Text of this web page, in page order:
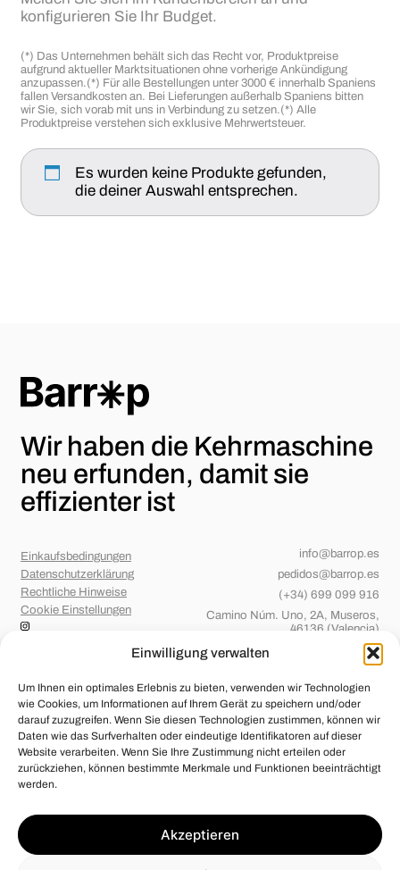
Einwilligung verwalten
Um Ihnen ein optimales Erlebnis zu bieten, verwenden wir Technologien
wie Cookies, um Informationen auf Ihrem Gerät zu speichern und/oder
darauf zuzugreifen. Wenn Sie diesen Technologien zustimmen, können wir
Daten wie das Surfverhalten oder eindeutige Identifikatoren auf dieser
Website verarbeiten. Wenn Sie Ihre Zustimmung nicht erteilen oder
zurückziehen, können bestimmte Merkmale und Funktionen beeinträchtigt
werden.
Akzeptieren
konfigurieren Sie Ihr Budget.
(*) Das Unternehmen behält sich das Recht vor, Produktpreise
aufgrund aktueller Marktsituationen ohne vorherige Ankündigung
anzupassen. (*) Für alle Bestellungen unter 3000 € innerhalb Spaniens
fallen Versandkosten an. Bei Lieferungen außerhalb Spaniens bitten
wir Sie, sich vorab mit uns in Verbindung zu setzen. (*) Alle
Produktpreise verstehen sich exklusive Mehrwertsteuer.
Es wurden keine Produkte gefunden,
die deiner Auswahl entsprechen.
Wir haben die Kehrmaschine
neu erfunden, damit sie
effizienter ist
info@barrop.es
pedidos@barrop.es
(+34) 699 099 916
Camino Núm. Uno, 2A, Museros,
46136 (Valencia)
Barridos de OP, S.L.
wurde mit EU-Fördertöpfen unterstützt, deren Ziel
die Stärkung des nachhaltigen Wachstums und Wettbewerbsfähigkeit
kleiner und mittelständiger Betriebe ist und dank derer ein Aktionsplan
Einkaufsbedingungen
Datenschutzerklärung
Rechtliche Hinweise
Cookie Einstellungen